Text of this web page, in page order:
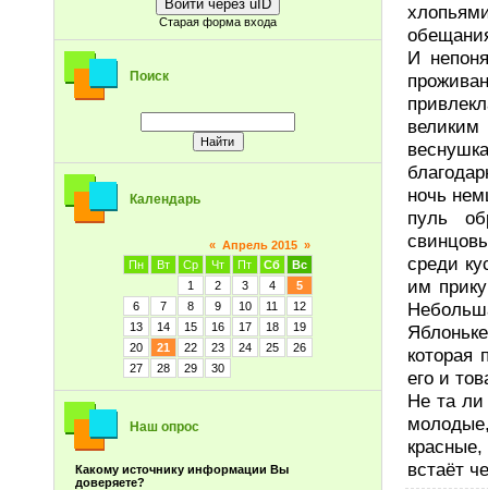
Войти через uID
Старая форма входа
Поиск
Календарь
« Апрель 2015 »
Пн
Вт Ср Чт Пт Сб
Вс
1
2 3 4
5
6
7 8 9 10 11
12
13
14 15 16 17 18
19
20
21 22 23 24 25
26
27
28 29 30
Наш опрос
Какому источнику информации Вы
доверяете?
И
ночь
пуль
среди
им
которая
его и
Не та ли
встаёт